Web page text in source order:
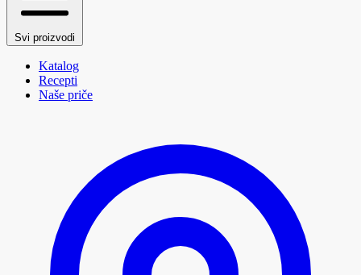
Svi proizvodi
Katalog
Recepti
Naše priče